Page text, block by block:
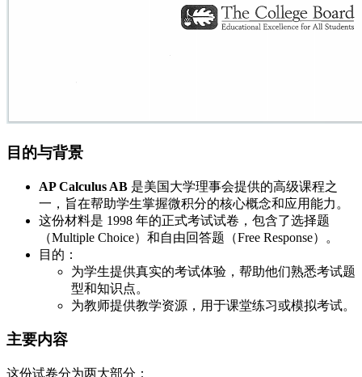
目的与背景
AP Calculus AB 是美国大学理事会提供的高级课程之
一，旨在帮助学生掌握微积分的核心概念和应用能力。
这份材料是 1998 年的正式考试试卷，包含了选择题
（Multiple Choice）和自由回答题（Free Response）。
目的：
为学生提供真实的考试体验，帮助他们熟悉考试题
型和知识点。
为教师提供教学资源，用于课堂练习或模拟考试。
主要内容
这份试卷分为两大部分：